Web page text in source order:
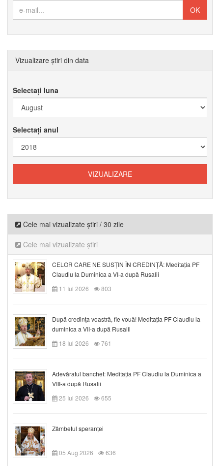
Vizualizare știri din data
Selectați luna
Selectați anul
Cele mai vizualizate știri / 30 zile
Cele mai vizualizate știri
CELOR CARE NE SUSȚIN ÎN CREDINȚĂ: Meditația PF
Claudiu la Duminica a VI-a după Rusalii
11 Iul 2026
803
După credinţa voastră, fie vouă! Meditația PF Claudiu la
duminica a VII-a după Rusalii
18 Iul 2026
761
Adevăratul banchet: Meditația PF Claudiu la Duminica a
VIII-a după Rusalii
25 Iul 2026
655
Zâmbetul speranței
05 Aug 2026 636